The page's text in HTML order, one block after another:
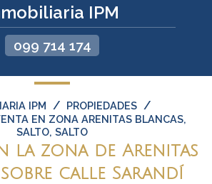
IPM
099 714 174
IPM / PROPIEDADES /
EN ZONA ARENITAS BLANCAS,
SALTO, SALTO
la zona de Arenitas
calle Sarandí